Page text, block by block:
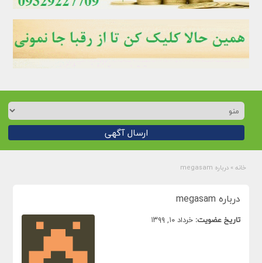
ارسال آگهی
خانه » درباره megasam
درباره megasam
تاریخ عضویت: خرداد ۱۰, ۱۳۹۹